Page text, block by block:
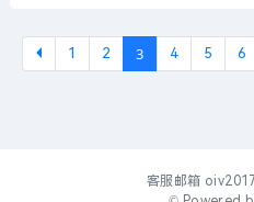
1 2 3 4 5 6
客服邮箱